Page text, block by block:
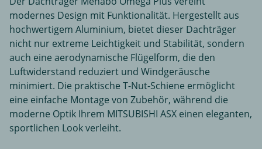
modernes Design mit Funktionalität. Hergestellt aus
hochwertigem Aluminium, bietet dieser Dachträger
nicht nur extreme Leichtigkeit und Stabilität, sondern
auch eine aerodynamische Flügelform, die den
Luftwiderstand reduziert und Windgeräusche
minimiert. Die praktische T-Nut-Schiene ermöglicht
eine einfache Montage von Zubehör, während die
moderne Optik Ihrem MITSUBISHI ASX einen eleganten,
sportlichen Look verleiht.